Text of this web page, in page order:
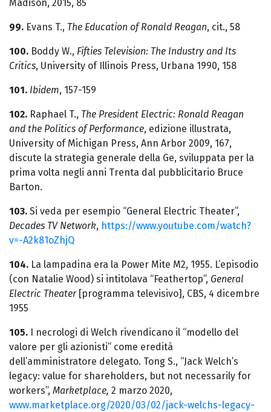
Madison, 2015, 85
99. Evans T., The Education of Ronald Reagan, cit., 58
100. Boddy W., Fifties Television: The Industry and Its
Critics, University of Illinois Press, Urbana 1990, 158
101. Ibidem, 157-159
102. Raphael T., The President Electric: Ronald Reagan
and the Politics of Performance, edizione illustrata,
University of Michigan Press, Ann Arbor 2009, 167,
discute la strategia generale della Ge, sviluppata per la
prima volta negli anni Trenta dal pubblicitario Bruce
Barton.
103. Si veda per esempio “General Electric Theater”,
Decades TV Network, https://www.youtube.com/watch?
v=-A2k81oZhjQ
104. La lampadina era la Power Mite M2, 1955. L’episodio
(con Natalie Wood) si intitolava “Feathertop”, General
Electric Theater [programma televisivo], CBS, 4 dicembre
1955
105. I necrologi di Welch rivendicano il “modello del
valore per gli azionisti” come eredità
dell’amministratore delegato. Tong S., “Jack Welch’s
legacy: value for shareholders, but not necessarily for
workers”, Marketplace, 2 marzo 2020,
www.marketplace.org/2020/03/02/jack-welchs-legacy-